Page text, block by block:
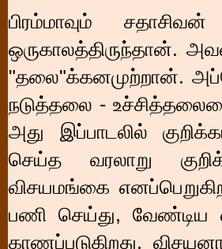
பிரம்மாவும்
ஒருகாலத்திருந்தான்.
"தலை"க்கனமுற்றான்.
நடுத்தலை -
அது இப்பாடலில்
செய்த வரலாறு
விசயமங்கை
பணி செய்து, வேண்டிய
காணப்படுகிறது.